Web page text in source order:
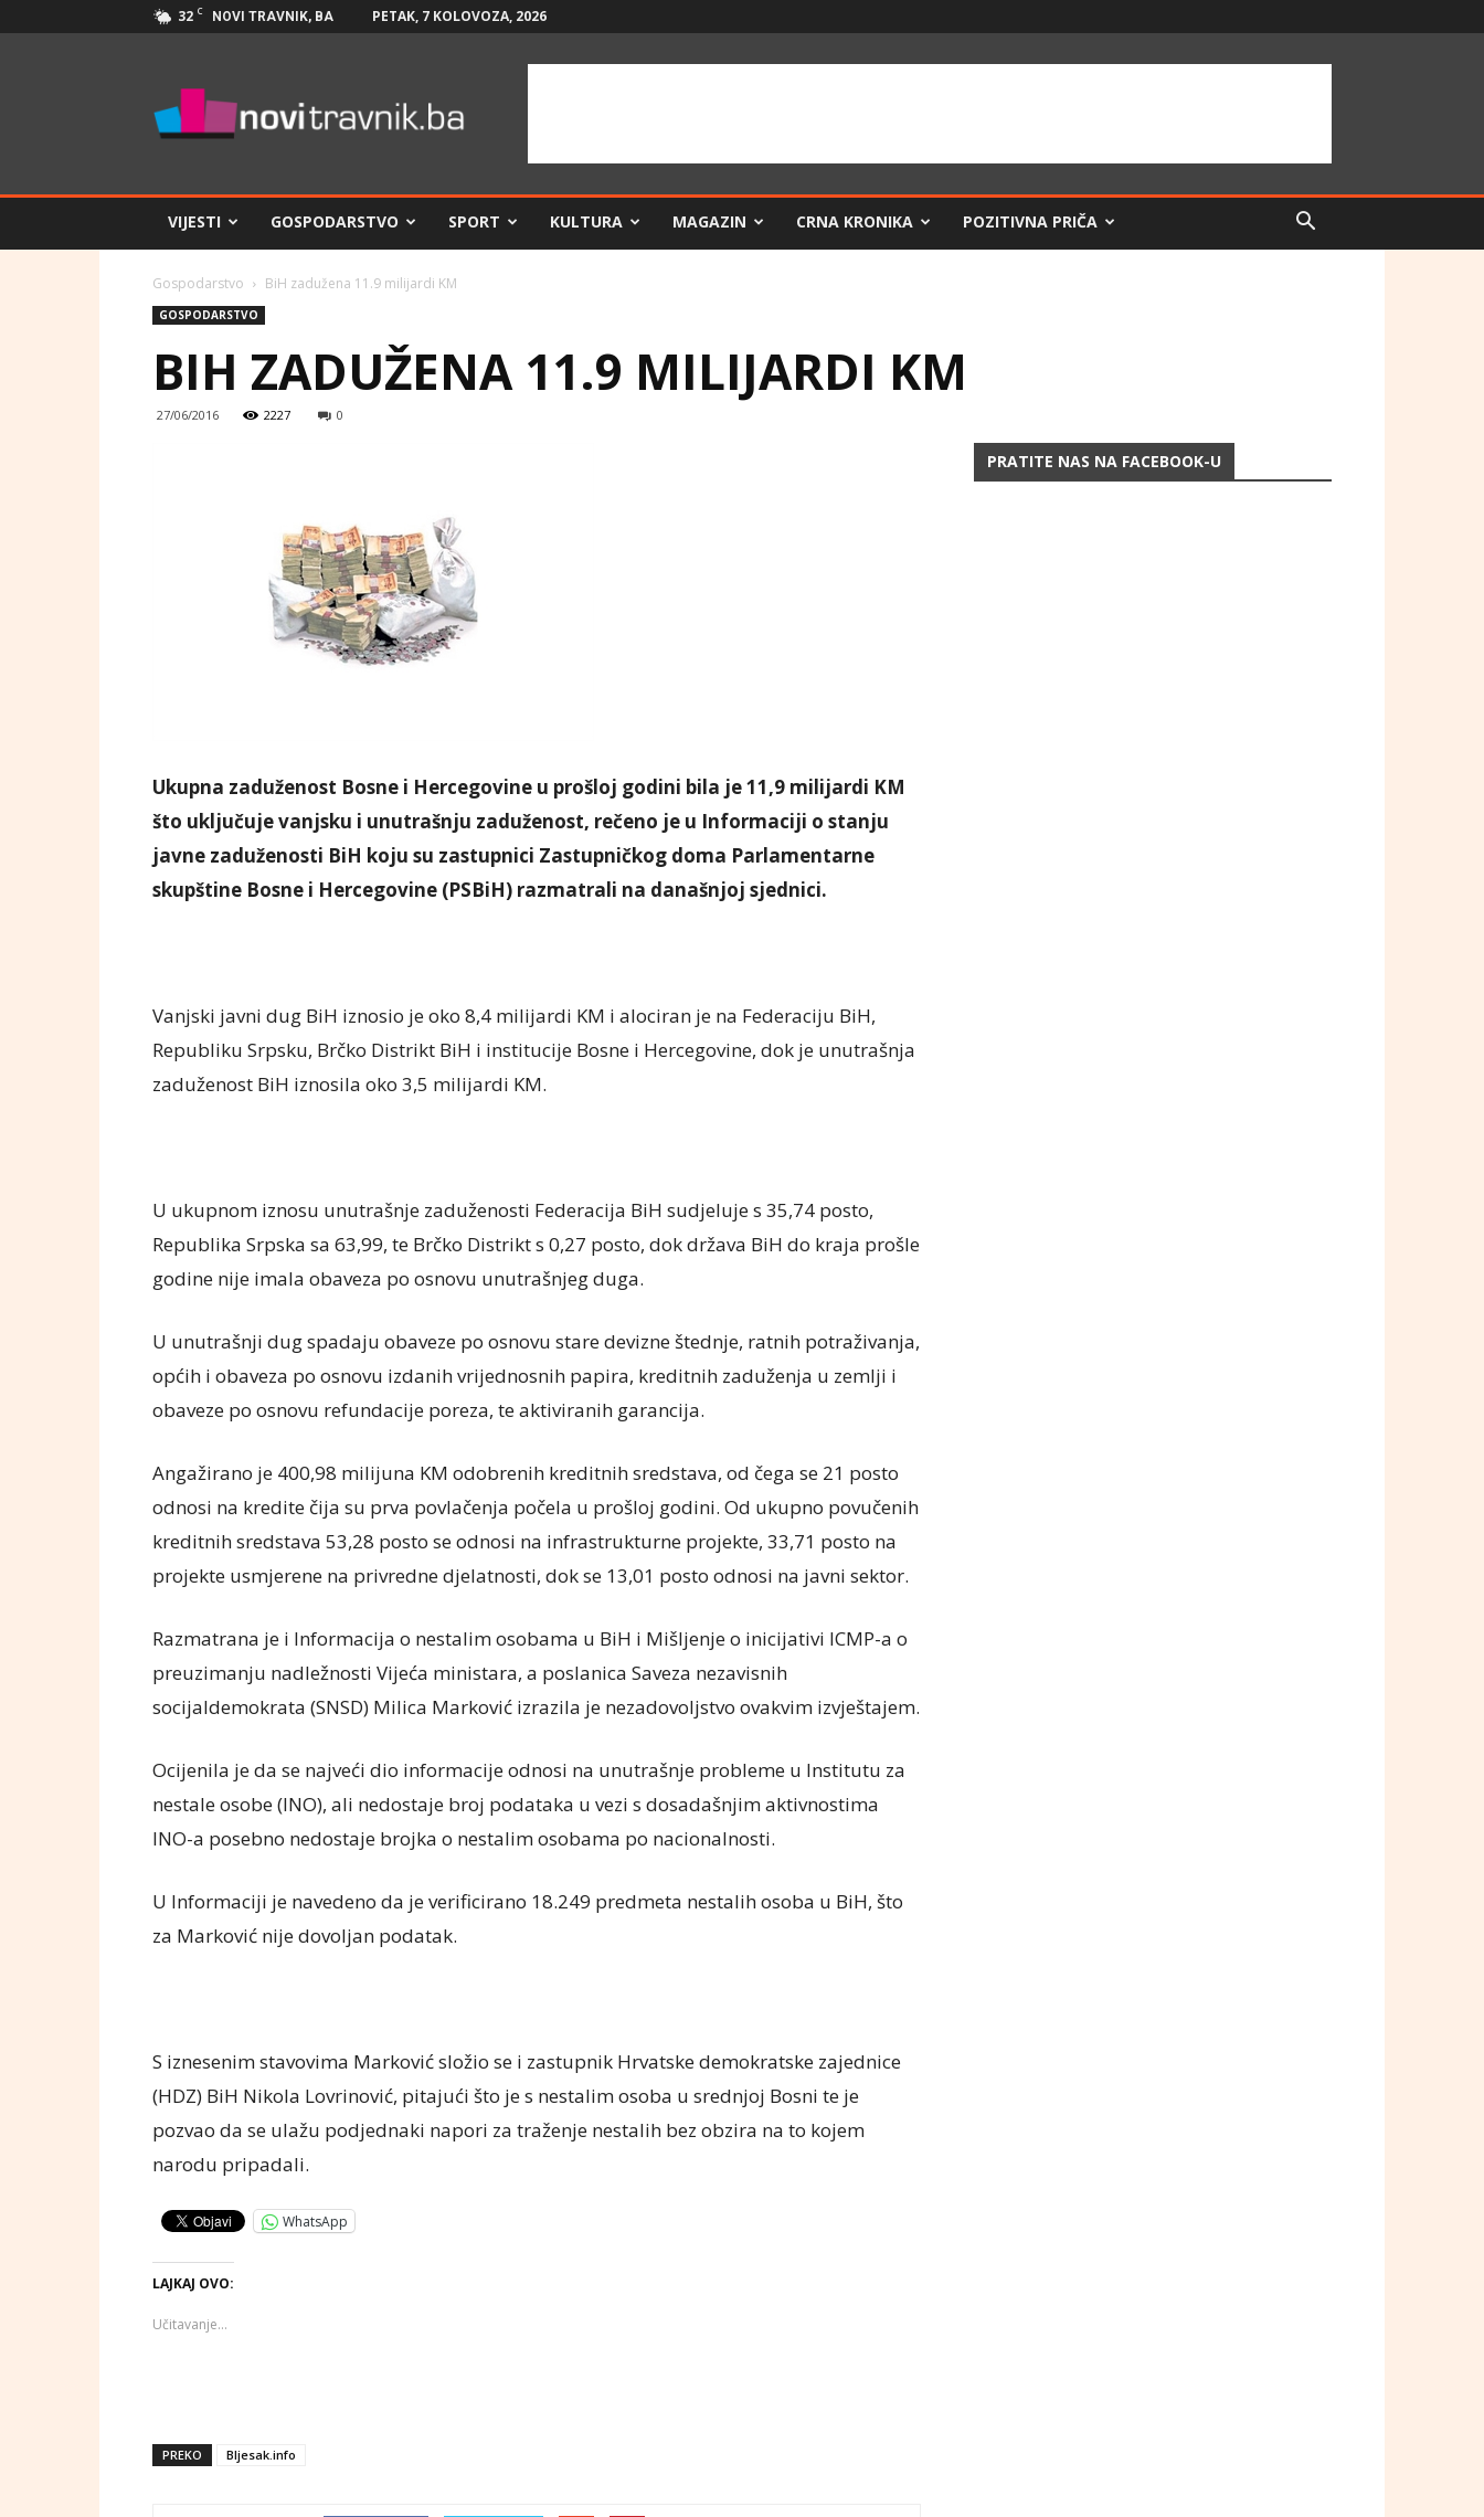
32 C NOVI TRAVNIK, BA PETAK, 7 KOLOVOZA, 2026
Travnik.ba
VIJESTI GOSPODARSTVO SPORT KULTURA MAGAZIN CRNA KRONIKA POZITIVNA PRIČA
Gospodarstvo BiH zadužena 11.9 milijardi KM
GOSPODARSTVO
BIH ZADUŽENA 11.9 MILIJARDI KM
27/06/2016 2227 0
Ukupna zaduženost Bosne i Hercegovine u prošloj godini bila je 11,9 milijardi KM
što uključuje vanjsku i unutrašnju zaduženost, rečeno je u Informaciji o stanju
javne zaduženosti BiH koju su zastupnici Zastupničkog doma Parlamentarne
skupštine Bosne i Hercegovine (PSBiH) razmatrali na današnjoj sjednici.
Vanjski javni dug BiH iznosio je oko 8,4 milijardi KM i alociran je na Federaciju BiH,
Republiku Srpsku, Brčko Distrikt BiH i institucije Bosne i Hercegovine, dok je unutrašnja
zaduženost BiH iznosila oko 3,5 milijardi KM.
U ukupnom iznosu unutrašnje zaduženosti Federacija BiH sudjeluje s 35,74 posto,
Republika Srpska sa 63,99, te Brčko Distrikt s 0,27 posto, dok država BiH do kraja prošle
godine nije imala obaveza po osnovu unutrašnjeg duga.
U unutrašnji dug spadaju obaveze po osnovu stare devizne štednje, ratnih potraživanja,
općih i obaveza po osnovu izdanih vrijednosnih papira, kreditnih zaduženja u zemlji i
obaveze po osnovu refundacije poreza, te aktiviranih garancija.
Angažirano je 400,98 milijuna KM odobrenih kreditnih sredstava, od čega se 21 posto
odnosi na kredite čija su prva povlačenja počela u prošloj godini. Od ukupno povučenih
kreditnih sredstava 53,28 posto se odnosi na infrastrukturne projekte, 33,71 posto na
projekte usmjerene na privredne djelatnosti, dok se 13,01 posto odnosi na javni sektor.
Razmatrana je i Informacija o nestalim osobama u BiH i Mišljenje o inicijativi ICMP-a o
preuzimanju nadležnosti Vijeća ministara, a poslanica Saveza nezavisnih
socijaldemokrata (SNSD) Milica Marković izrazila je nezadovoljstvo ovakvim izvještajem.
Ocijenila je da se najveći dio informacije odnosi na unutrašnje probleme u Institutu za
nestale osobe (INO), ali nedostaje broj podataka u vezi s dosadašnjim aktivnostima
INO-a posebno nedostaje brojka o nestalim osobama po nacionalnosti.
U Informaciji je navedeno da je verificirano 18.249 predmeta nestalih osoba u BiH, što
za Marković nije dovoljan podatak.
S iznesenim stavovima Marković složio se i zastupnik Hrvatske demokratske zajednice
(HDZ) BiH Nikola Lovrinović, pitajući što je s nestalim osoba u srednjoj Bosni te je
pozvao da se ulažu podjednaki napori za traženje nestalih bez obzira na to kojem
narodu pripadali.
WhatsApp
LAJKAJ OVO:
Učitavanje...
PREKO Bljesak.info
PRATITE NAS NA FACEBOOK-U